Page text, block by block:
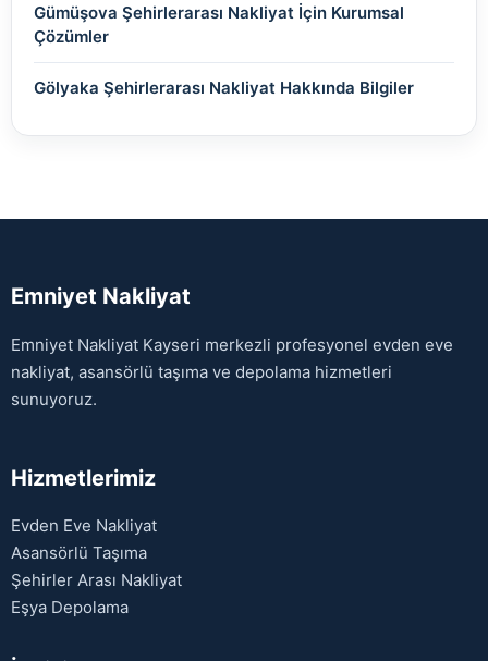
Gümüşova Şehirlerarası Nakliyat İçin Kurumsal
Çözümler
Gölyaka Şehirlerarası Nakliyat Hakkında Bilgiler
Emniyet Nakliyat
Emniyet Nakliyat Kayseri merkezli profesyonel evden eve
nakliyat, asansörlü taşıma ve depolama hizmetleri
sunuyoruz.
Hizmetlerimiz
Evden Eve Nakliyat
Asansörlü Taşıma
Şehirler Arası Nakliyat
Eşya Depolama